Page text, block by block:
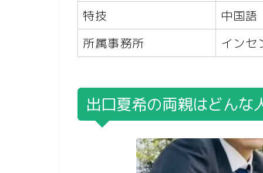
特技
中国語
所属事務所
インセ
出口夏希の両親はどんな